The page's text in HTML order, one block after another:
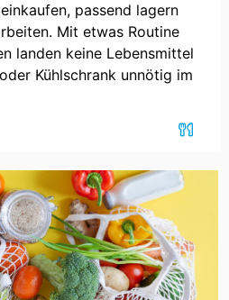
passend lagern
Mit etwas Routine
landen keine Lebensmittel
Kühlschrank unnötig im